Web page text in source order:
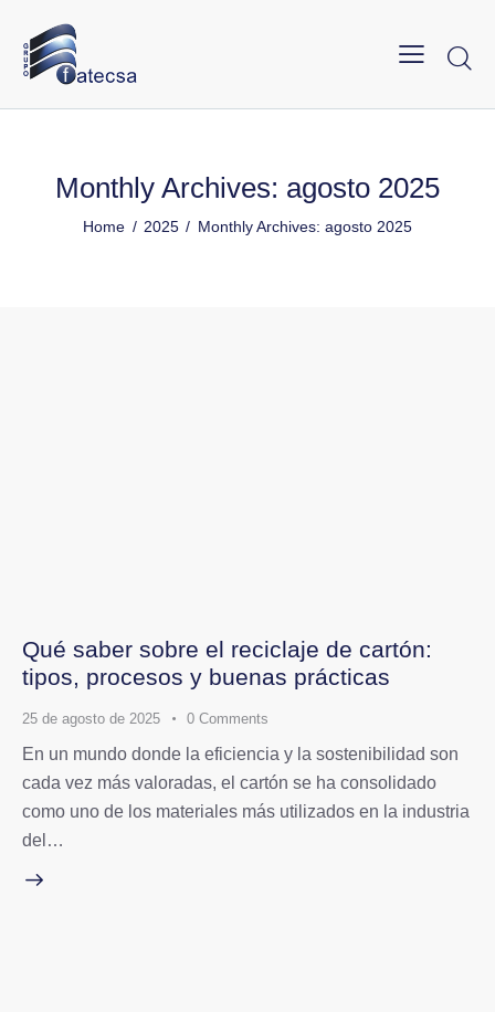
Monthly Archives: agosto 2025
Home 2025 Monthly Archives: agosto 2025
Qué saber sobre el reciclaje de cartón:
tipos, procesos y buenas prácticas
25 de agosto de 2025 0 Comments
En un mundo donde la eficiencia y la sostenibilidad son
cada vez más valoradas, el cartón se ha consolidado
como uno de los materiales más utilizados en la industria
del…